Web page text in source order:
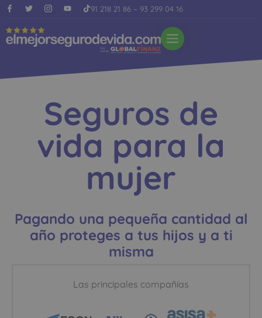
91 218 21 86 – 93 299 04 16
Seguros de
vida para la
mujer
Pagando una pequeña cantidad al
año proteges a tus hijos y a ti
misma
Las principales compañías